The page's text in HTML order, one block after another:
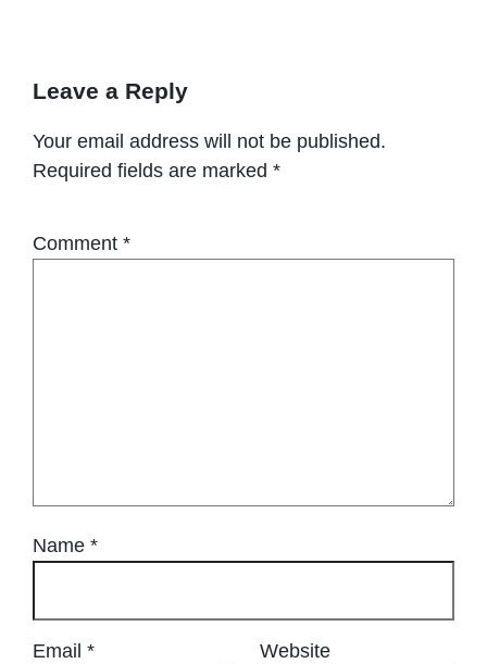
Leave a Reply
Your email address will not be published.
Required fields are marked *
Comment *
Name *
Email * Website